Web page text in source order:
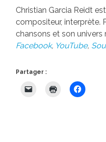
Christian Garcia Reidt
compositeur, interprète.
chansons et son
Facebook, YouTube,
Partager :